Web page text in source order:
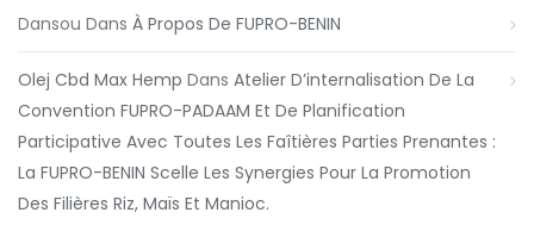
Dansou Dans À Propos De FUPRO-BENIN
Olej Cbd Max Hemp Dans Atelier D’internalisation De La
Convention FUPRO-PADAAM Et De Planification
Participative Avec Toutes Les Faîtières Parties Prenantes :
La FUPRO-BENIN Scelle Les Synergies Pour La Promotion
Des Filières Riz, Maïs Et Manioc.